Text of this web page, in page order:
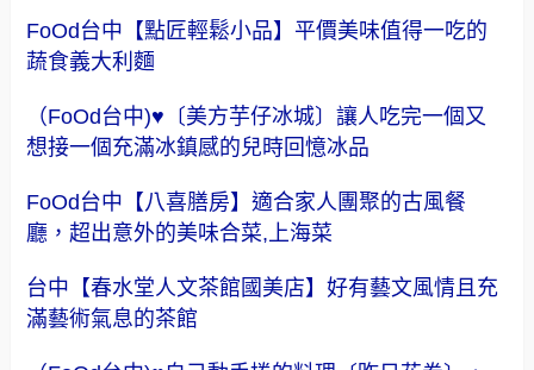
鍋二吃,多達18種口味美味炭火烤魚料理
FoOd台中【點匠輕鬆小品】平價美味值得一吃的
蔬食義大利麵
（FoOd台中)♥〔美方芋仔冰城〕讓人吃完一個又
想接一個充滿冰鎮感的兒時回憶冰品
FoOd台中【八喜膳房】適合家人團聚的古風餐
廳，超出意外的美味合菜,上海菜
台中【春水堂人文茶館國美店】好有藝文風情且充
滿藝術氣息的茶館